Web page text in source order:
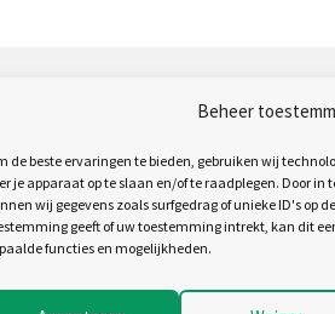
Beheer
de beste ervaringen te bieden, gebruiken wij
je apparaat op te slaan en/of te raadplegen. Door
wij gegevens zoals surfgedrag of unieke ID's op
geeft of uw toestemming intrekt, kan dit
functies en mogelijkheden.
Contact
Jansen&Heuning
Duinkerkenstraat
9723 BN